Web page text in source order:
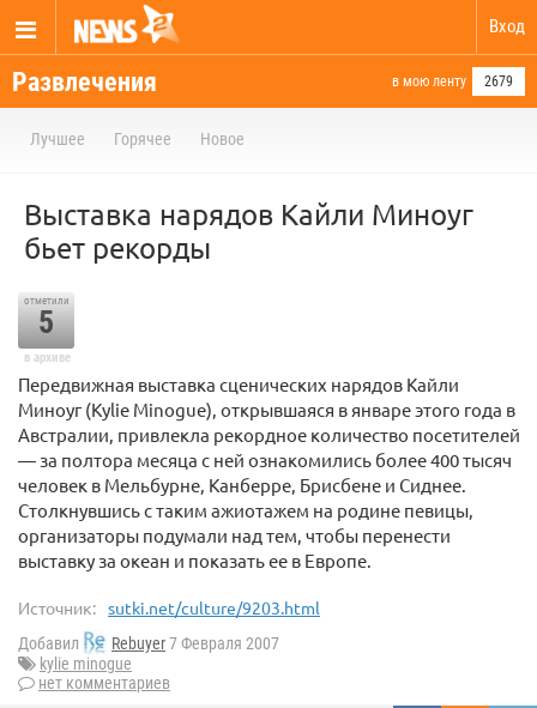
Вход
Развлечения в мою ленту 2679
Лучшее Горячее Новое
Выставка нарядов Кайли Миноуг
бьет рекорды
отметили
5
в архиве
Передвижная выставка сценических нарядов Кайли
Миноуг (Kylie Minogue), открывшаяся в январе этого года в
Австралии, привлекла рекордное количество посетителей
— за полтора месяца с ней ознакомились более 400 тысяч
человек в Мельбурне, Канберре, Брисбене и Сиднее.
Столкнувшись с таким ажиотажем на родине певицы,
организаторы подумали над тем, чтобы перенести
выставку за океан и показать ее в Европе.
Источник: sutki.net/culture/9203.html
Добавил Rebuyer7 Февраля 2007
kylie minogue
нет комментариев